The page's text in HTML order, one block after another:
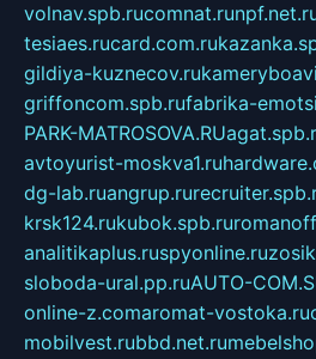
volnav.spb.rucomnat.ru
tesiaes.rucard.com.ru
gildiya-kuznecov.ru
griffoncom.spb.rufabrika-
PARK-MATROSOVA.RU
avtoyurist-moskva1.ru
dg-lab.ruangrup.ru
krsk124.rukubok.spb.ru
analitikaplus.ruspyonline.ru
sloboda-ural.pp.ruAUTO-
online-z.comaromat-vostoka.ru
mobilvest.rubbd.net.ru